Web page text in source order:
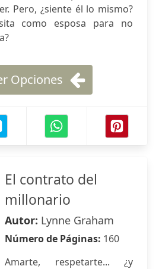
Pero, ¿siente él lo mismo?
como esposa para no
Opciones
El contrato del
millonario
Autor: Lynne Graham
Número de Páginas: 160
Amarte, respetarte... ¿y